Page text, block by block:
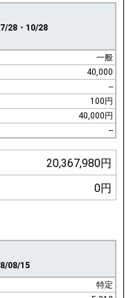
28・10/28
一般
40,000
--
100円
40,000円
--
20,367,980円
0円
08/15
特定